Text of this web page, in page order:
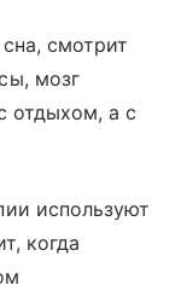
смотрит
мозг
отдыхом, а с
используют
когда